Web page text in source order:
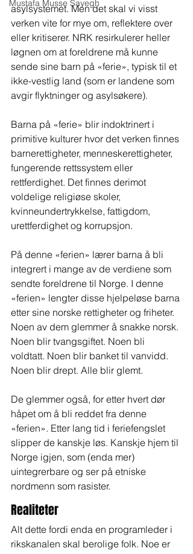
Mustafa Musse Sayegh
asylsystemet. Men det skal vi visst
verken vite for mye om, reflektere over
eller kritiserer. NRK resirkulerer heller
løgnen om at foreldrene må kunne
sende sine barn på «ferie», typisk til et
ikke-vestlig land (som er landene som
avgir flyktninger og asylsøkere).
Barna på «ferie» blir indoktrinert i
primitive kulturer hvor det verken finnes
barnerettigheter, menneskerettigheter,
fungerende rettssystem eller
rettferdighet. Det finnes derimot
voldelige religiøse skoler,
kvinneundertrykkelse, fattigdom,
urettferdighet og korrupsjon.
På denne «ferien» lærer barna å bli
integrert i mange av de verdiene som
sendte foreldrene til Norge. I denne
«ferien» lengter disse hjelpeløse barna
etter sine norske rettigheter og friheter.
Noen av dem glemmer å snakke norsk.
Noen blir tvangsgiftet. Noen bli
voldtatt. Noen blir banket til vanvidd.
Noen blir drept. Alle blir glemt.
De glemmer også, for etter hvert dør
håpet om å bli reddet fra denne
«ferien». Etter lang tid i feriefengslet
slipper de kanskje løs. Kanskje hjem til
Norge igjen, som (enda mer)
uintegrerbare og ser på etniske
nordmenn som rasister.
Realiteter
Alt dette fordi enda en programleder i
rikskanalen skal berolige folk. Noe er